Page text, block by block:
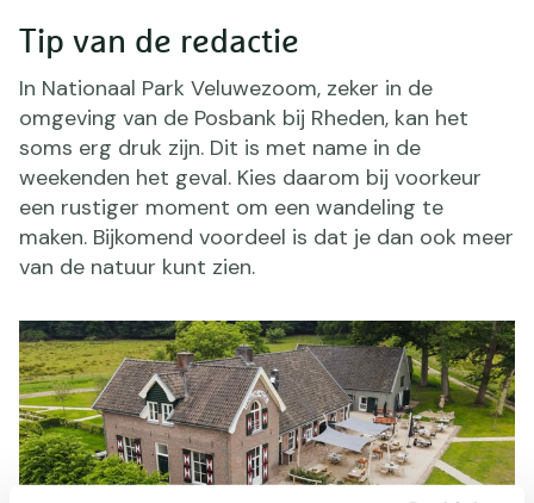
Tip van de redactie
In Nationaal Park Veluwezoom, zeker in de
omgeving van de Posbank bij Rheden, kan het
soms erg druk zijn. Dit is met name in de
weekenden het geval. Kies daarom bij voorkeur
een rustiger moment om een wandeling te
maken. Bijkomend voordeel is dat je dan ook meer
van de natuur kunt zien.